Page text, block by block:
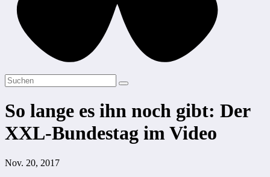
So lange es ihn noch gibt: Der
XXL-Bundestag im Video
Nov. 20, 2017